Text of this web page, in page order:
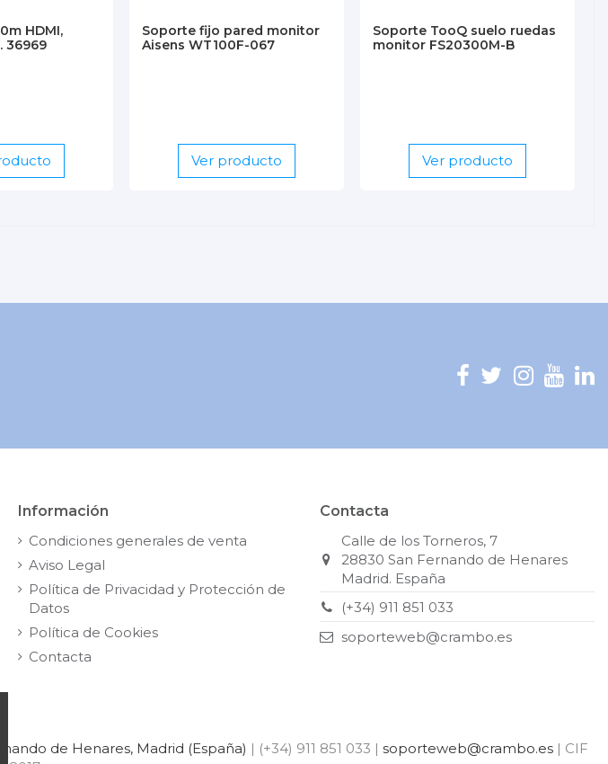
HDMI,
36969
Soporte fijo pared monitor
Aisens WT100F-067
Ver producto
Soporte TooQ suelo ruedas
monitor FS20300M-B
Ver producto
Información
Condiciones generales de venta
Aviso Legal
Política de Privacidad y Protección de
Datos
Política de Cookies
Contacta
Contacta
Calle de los Torneros, 7
28830 San Fernando de Henares
Madrid. España
(+34) 911 851 033
soporteweb@crambo.es
de Henares, Madrid (España) | (+34) 911 851 033 | soporteweb@crambo.es| CIF